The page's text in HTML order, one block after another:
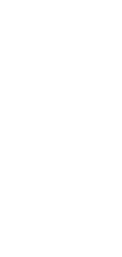
keuze altijd nog
onze